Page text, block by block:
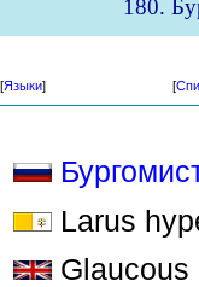
180.
[Языки] [
Larus
Glaucous